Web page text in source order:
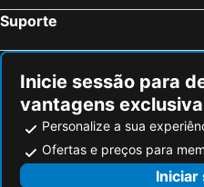
Suporte
Inicie sessão para
vantagens
Personalize a sua
Ofertas e preços para
Iniciar